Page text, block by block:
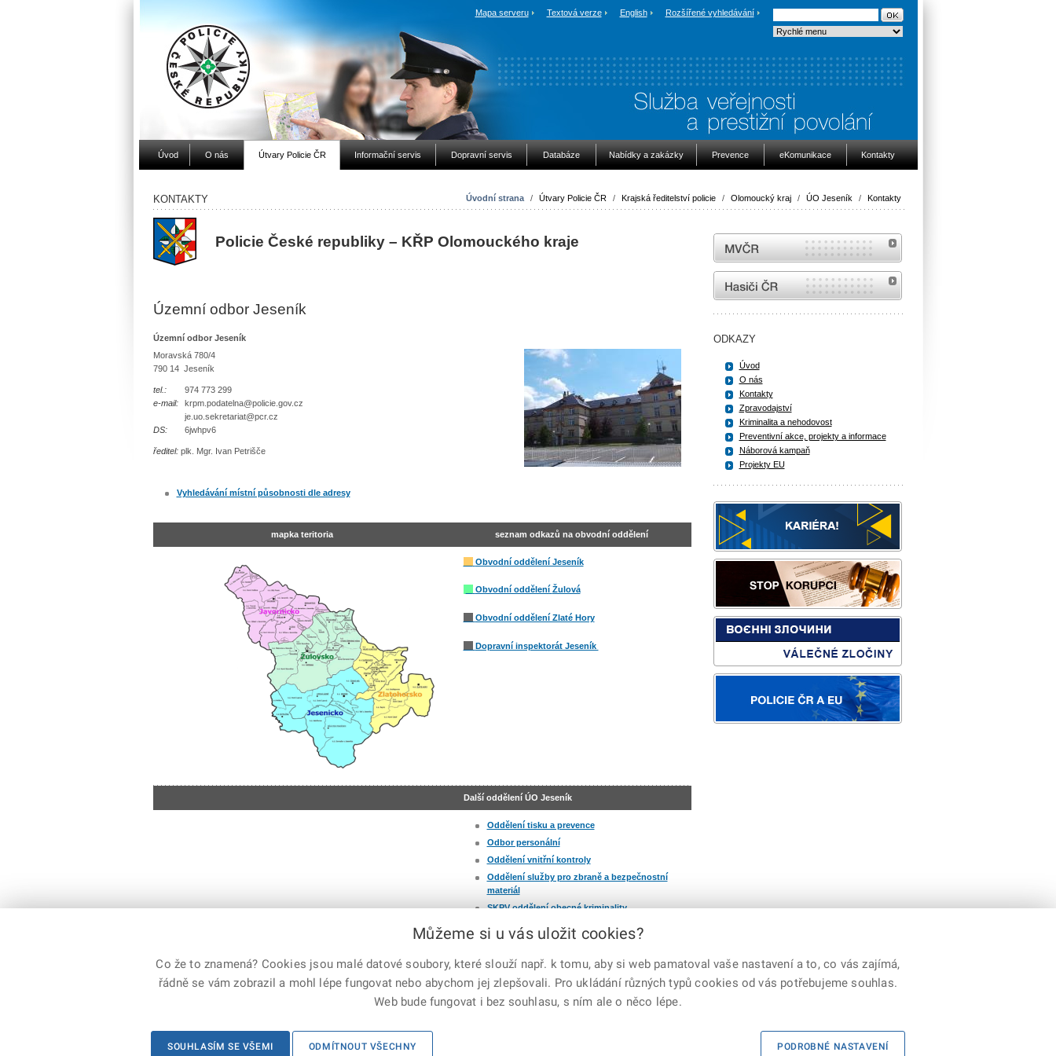
Mapa serveru Textová verze English Rozšířené vyhledávání
Úvod O nás Útvary Policie ČR Informační servis Dopravní servis Databáze Nabídky a zakázky Prevence eKomunikace Kontakty
Úvodní strana / Útvary Policie ČR / Krajská ředitelství policie / Olomoucký kraj / ÚO Jeseník / Kontakty
KONTAKTY
Policie České republiky – KŘP Olomouckého kraje
Územní odbor Jeseník
Územní odbor Jeseník
Moravská 780/4
790 14 Jeseník
tel.:
974 773 299
e-mail:
krpm.podatelna@policie.gov.cz
je.uo.sekretariat@pcr.cz
DS:
6jwhpv6
ředitel: plk. Mgr. Ivan Petrišče
Vyhledávání místní působnosti dle adresy
mapka teritoria seznam odkazů na obvodní oddělení
Obvodní oddělení Jeseník
Obvodní oddělení Žulová
Obvodní oddělení Zlaté Hory
Dopravní inspektorát Jeseník
Další oddělení ÚO Jeseník
Oddělení tisku a prevence
Odbor personální
Oddělení vnitřní kontroly
Oddělení služby pro zbraně a bezpečnostní
materiál
SKPV oddělení obecné kriminality
Corp.
Facebook
MVČR
internetové stránky Hasiči ČR
ODKAZY
Úvod
O nás
Kontakty
Zpravodajství
Kriminalita a nehodovost
Preventivní akce, projekty a informace
Náborová kampaň
Projekty EU
© 2026 Policie ČR, všechna práva vyhrazena Mapa serveru Prohlášení o přístupnosti | RSS
Můžeme si u vás uložit cookies?
Co že to znamená? Cookies jsou malé datové soubory, které slouží např. k tomu, aby si web pamatoval vaše nastavení a to, co vás zajímá,
řádně se vám zobrazil a mohl lépe fungovat nebo abychom jej zlepšovali. Pro ukládání různých typů cookies od vás potřebujeme souhlas.
Web bude fungovat i bez souhlasu, s ním ale o něco lépe.
SOUHLASÍM SE VŠEMI ODMÍTNOUT VŠECHNY PODROBNÉ NASTAVENÍ